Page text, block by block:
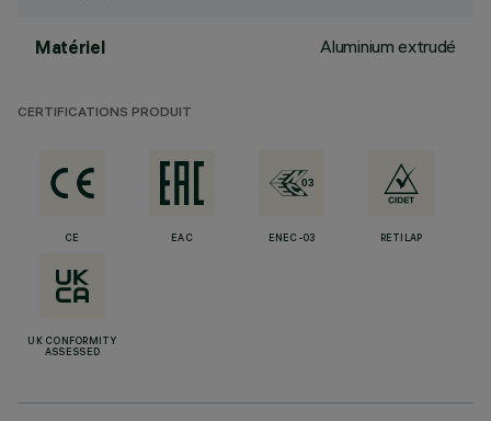
Matériel Aluminium extrudé
CERTIFICATIONS PRODUIT
CE EAC ENEC-03 RETILAP
UK CONFORMITY
ASSESSED